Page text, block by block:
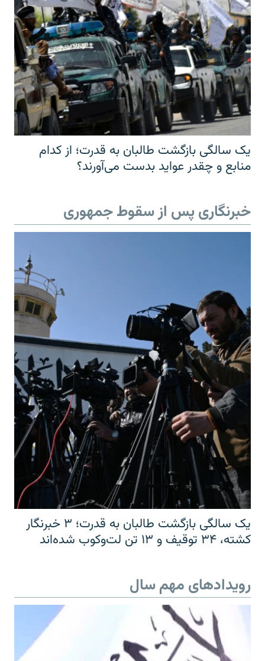
یک سالگی بازگشت طالبان به قدرت؛ از کدام
منابع و چقدر عواید بدست می‌آورند؟
خبرنگاری پس از سقوط جمهوری
یک سالگی بازگشت طالبان به قدرت؛ ۳ خبرنگار
کشته، ۳۴ توقیف و ۱۳ تن لت‌وکوب شده‌اند
رویدادهای مهم سال